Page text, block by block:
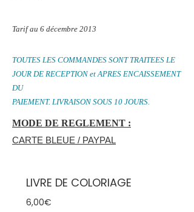
Tarif au 6 décembre 2013
TOUTES LES COMMANDES SONT TRAITEES LE
JOUR DE RECEPTION et APRES ENCAISSEMENT
DU
PAIEMENT. LIVRAISON SOUS 10 JOURS.
MODE DE REGLEMENT :
CARTE BLEUE / PAYPAL
LIVRE DE COLORIAGE
6,00€